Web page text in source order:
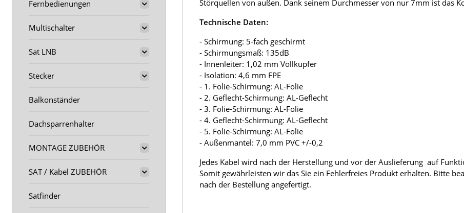
Störquellen von außen. Dank seinem Durchmesser von nur 7mm ist das
Technische Daten:
- Schirmung: 5-fach geschirmt
- Schirmungsmaß: 135dB
- Innenleiter: 1,02 mm Vollkupfer
- Isolation: 4,6 mm FPE
- 1. Folie-Schirmung: AL-Folie
- 2. Geflecht-Schirmung: AL-Geflecht
- 3. Folie-Schirmung: AL-Folie
- 4. Geflecht-Schirmung: AL-Geflecht
- 5. Folie-Schirmung: AL-Folie
- Außenmantel: 7,0 mm PVC +/-0,2
Jedes Kabel wird nach der Herstellung und vor der Auslieferung auf
Somit gewährleisten wir das Sie ein Fehlerfreies Produkt erhalten. Bitte
nach der Bestellung angefertigt.
Fernbedienungen
Multischalter
Sat LNB
Stecker
Balkonständer
Dachsparrenhalter
MONTAGE ZUBEHÖR
SAT / Kabel ZUBEHÖR
Satfinder